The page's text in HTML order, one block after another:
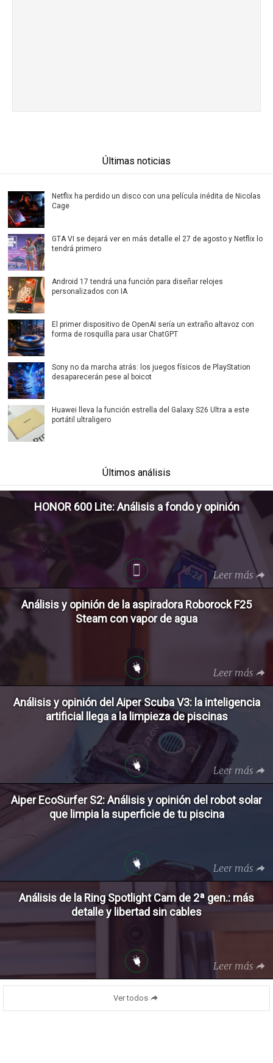
Últimas noticias
Netflix ha perdido un disco con una película inédita de Nicolas
Cage
GTA VI se dejará ver en más detalle el 27 de agosto y Netflix lo
tendrá primero
Android 17 tendrá una función para diseñar relojes
personalizados con IA
El primer dispositivo de OpenAI sería un extraño altavoz con
forma de rosquilla para usar ChatGPT
Sony no da marcha atrás: los juegos físicos de PlayStation
desaparecerán pese al boicot
Huawei lleva la función estrella del Galaxy S26 Ultra a este
portátil ultraligero
Últimos análisis
HONOR 600 Lite: Análisis a fondo y opinión
Leer más
Análisis y opinión de la aspiradora Roborock F25
Steam con vapor de agua
Leer más
Análisis y opinión del Aiper Scuba V3: la inteligencia
artificial llega a la limpieza de piscinas
Leer más
Aiper EcoSurfer S2: Análisis y opinión del robot solar
que limpia la superficie de tu piscina
Leer más
Análisis de la Ring Spotlight Cam de 2ª gen.: más
detalle y libertad sin cables
Leer más
Ver todos